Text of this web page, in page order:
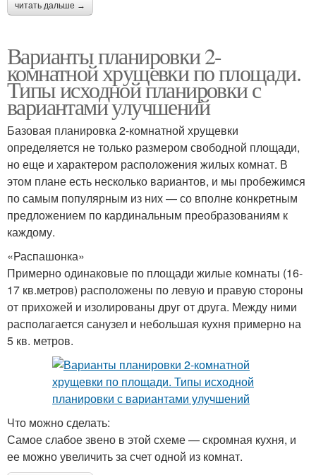
читать дальше →
Варианты планировки 2-
комнатной хрущевки по площади.
Типы исходной планировки с
вариантами улучшений
Базовая планировка 2-комнатной хрущевки
определяется не только размером свободной площади,
но еще и характером расположения жилых комнат. В
этом плане есть несколько вариантов, и мы пробежимся
по самым популярным из них — со вполне конкретным
предложением по кардинальным преобразованиям к
каждому.
«Распашонка»
Примерно одинаковые по площади жилые комнаты (16-
17 кв.метров) расположены по левую и правую стороны
от прихожей и изолированы друг от друга. Между ними
располагается санузел и небольшая кухня примерно на
5 кв. метров.
Что можно сделать:
Самое слабое звено в этой схеме — скромная кухня, и
ее можно увеличить за счет одной из комнат.